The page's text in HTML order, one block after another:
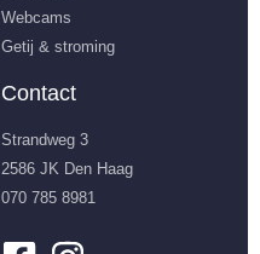
Webcams
Getij & stroming
Contact
Strandweg 3
2586 JK Den Haag
070 785 8981